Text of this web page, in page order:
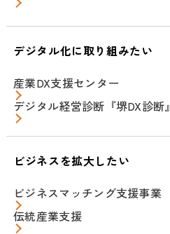
デジタル化に取り組みたい
産業DX支援センター
デジタル経営診断『堺DX診断』
ビジネスを拡大したい
ビジネスマッチング支援事業
伝統産業支援